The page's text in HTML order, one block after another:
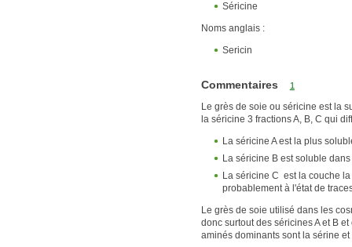
Séricine
Noms anglais :
Sericin
Commentaires 1
Le grès de soie ou séricine est la
la séricine 3 fractions A, B, C qui
La séricine A est la plus
La séricine B est soluble
La séricine C est la couche
probablement à l'état de
Le grès de soie utilisé dans les
donc surtout des séricines A et B
aminés dominants sont la sérine et